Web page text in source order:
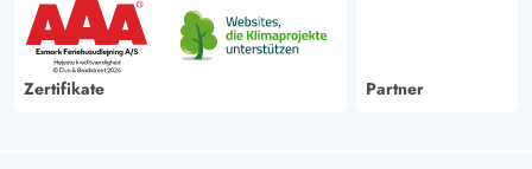
Zertifikate Partner